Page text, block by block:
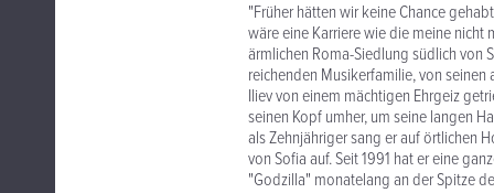
"Früher hätten wir keine Chance
wäre eine Karriere wie die meine nicht
ärmlichen Roma-Siedlung südlich von
reichenden Musikerfamilie, von
Iliev von einem mächtigen Ehrgeiz
seinen Kopf umher, um seine langen
als Zehnjähriger sang er auf örtlichen
von Sofia auf. Seit 1991 hat er eine
"Godzilla" monatelang an der Spitze